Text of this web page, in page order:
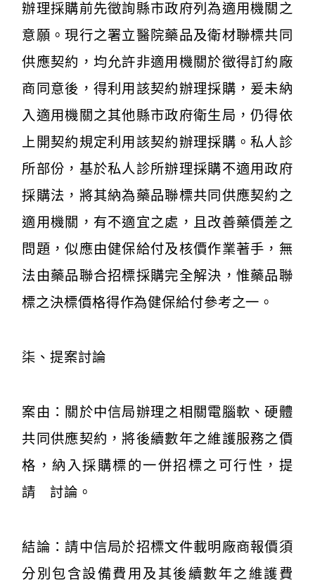
辦理採購前先徵詢縣市政府列為適用機關之
意願。現行之署立醫院藥品及衛材聯標共同
供應契約，均允許非適用機關於徵得訂約廠
商同意後，得利用該契約辦理採購，爰未納
入適用機關之其他縣市政府衛生局，仍得依
上開契約規定利用該契約辦理採購。私人診
所部份，基於私人診所辦理採購不適用政府
採購法，將其納為藥品聯標共同供應契約之
適用機關，有不適宜之處，且改善藥價差之
問題，似應由健保給付及核價作業著手，無
法由藥品聯合招標採購完全解決，惟藥品聯
標之決標價格得作為健保給付參考之一。
柒、提案討論
案由：關於中信局辦理之相關電腦軟、硬體
共同供應契約，將後續數年之維護服務之價
格，納入採購標的一併招標之可行性，提
請 討論。
結論：請中信局於招標文件載明廠商報價須
分別包含設備費用及其後續數年之維護費